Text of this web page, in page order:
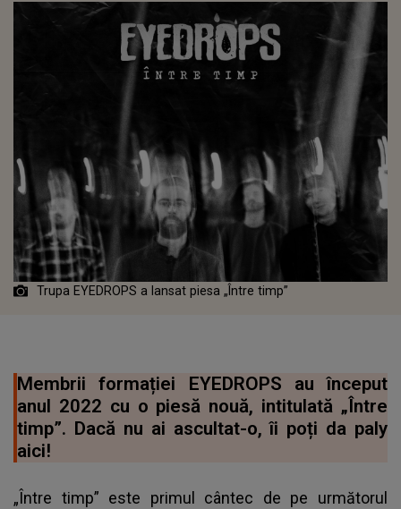
Trupa EYEDROPS a lansat piesa „Între timp”
Membrii formației EYEDROPS au început
anul 2022 cu o piesă nouă, intitulată „Între
timp”. Dacă nu ai ascultat-o, îi poți da paly
aici!
„Între timp” este primul cântec de pe următorul